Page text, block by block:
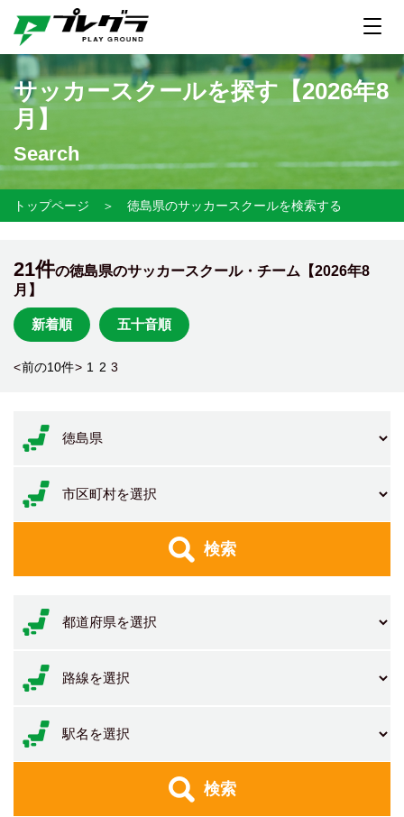
サッカースクールを探す【2026年8
月】
Search
トップページ ＞ 徳島県のサッカースクールを検索する
21件の徳島県のサッカースクール・チーム【2026年8
月】
新着順 五十音順
<前の10件> 1 2 3
検索
検索